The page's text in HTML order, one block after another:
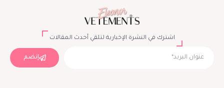
اشترك في النشرة الإخبارية لتلقي أحدث المقالات
إنضم